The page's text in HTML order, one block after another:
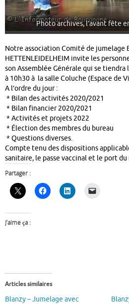
Photo archives, l’avant fête
Notre association Comité de jumelage
HETTENLEIDELHEIM invite les
son Assemblée Générale qui se
à 10h30 à la salle Coluche (Espace de
A l’ordre du jour :
* Bilan des activités 2020/2021
* Bilan financier 2020/2021
* Activités et projets 2022
* Élection des membres du bureau
* Questions diverses.
Compte tenu des dispositions
sanitaire, le passe vaccinal et le port
Partager :
J’aime ça :
Articles similaires
Blanzy – Jumelage avec